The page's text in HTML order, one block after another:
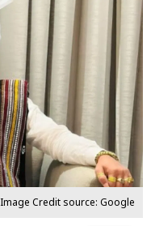
Image Credit source: Google